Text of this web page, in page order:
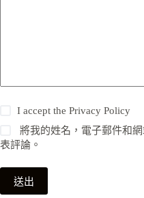
I accept thePrivacy Policy
將我的姓名，電子郵件和
表評論。
送出